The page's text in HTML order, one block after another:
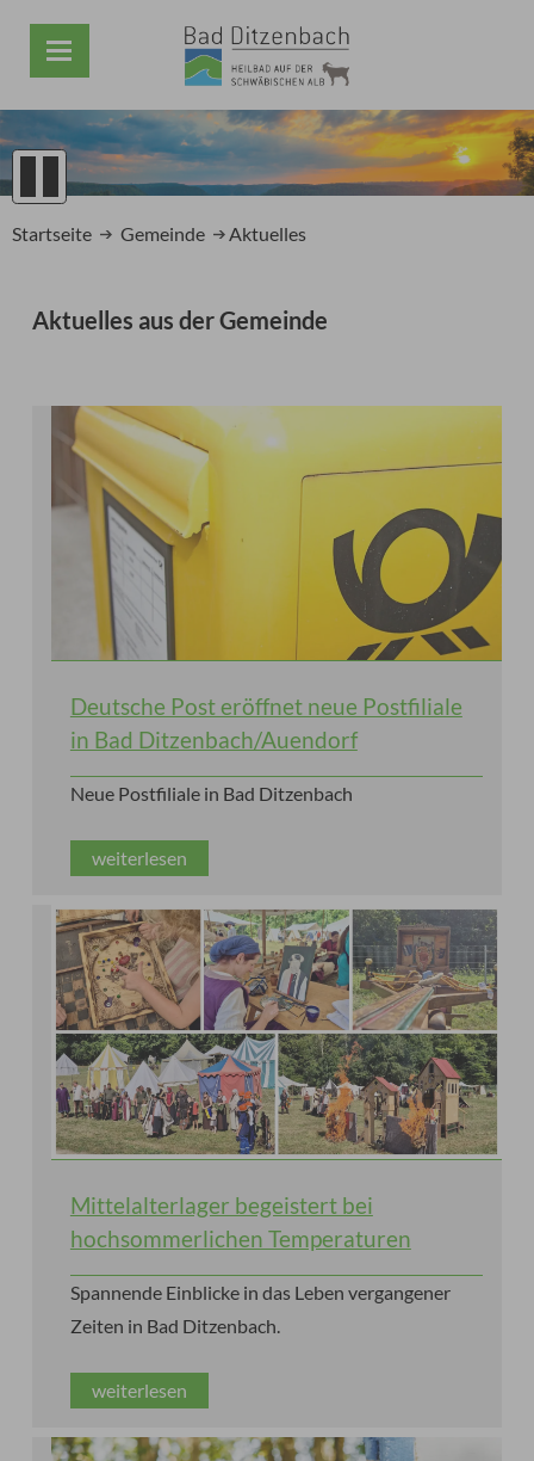
PrevNext
Startseite Gemeinde Aktuelles
Aktuelles aus der Gemeinde
Deutsche Post eröffnet neue Postfiliale
in Bad Ditzenbach/Auendorf
Neue Postfiliale in Bad Ditzenbach
weiterlesen
Mittelalterlager begeistert bei
hochsommerlichen Temperaturen
Spannende Einblicke in das Leben vergangener
Zeiten in Bad Ditzenbach.
weiterlesen